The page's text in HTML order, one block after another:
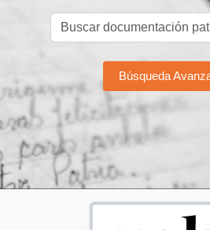
Búsqueda